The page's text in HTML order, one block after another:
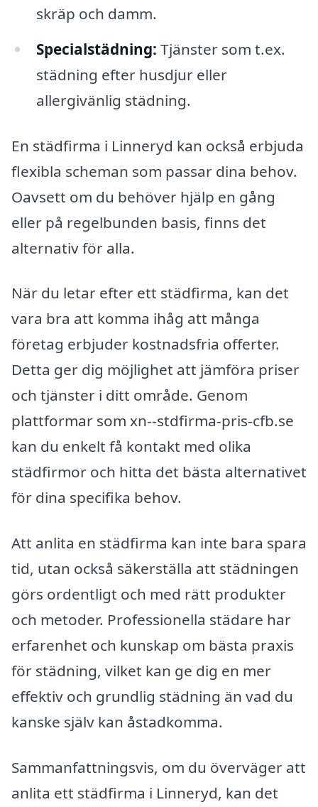
skräp och damm.
Specialstädning: Tjänster som t.ex.
städning efter husdjur eller
allergivänlig städning.
En städfirma i Linneryd kan också erbjuda
flexibla scheman som passar dina behov.
Oavsett om du behöver hjälp en gång
eller på regelbunden basis, finns det
alternativ för alla.
När du letar efter ett städfirma, kan det
vara bra att komma ihåg att många
företag erbjuder kostnadsfria offerter.
Detta ger dig möjlighet att jämföra priser
och tjänster i ditt område. Genom
plattformar som xn--stdfirma-pris-cfb.se
kan du enkelt få kontakt med olika
städfirmor och hitta det bästa alternativet
för dina specifika behov.
Att anlita en städfirma kan inte bara spara
tid, utan också säkerställa att städningen
görs ordentligt och med rätt produkter
och metoder. Professionella städare har
erfarenhet och kunskap om bästa praxis
för städning, vilket kan ge dig en mer
effektiv och grundlig städning än vad du
kanske själv kan åstadkomma.
Sammanfattningsvis, om du överväger att
anlita ett städfirma i Linneryd, kan det